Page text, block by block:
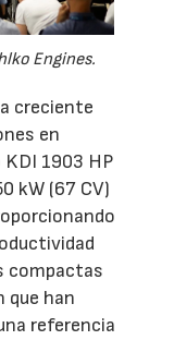
Engines.
creciente
en
1903 HP
kW (67 CV)
compactas
que han
referencia